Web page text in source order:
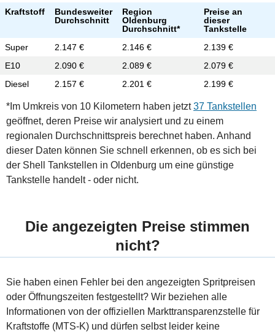
Kraftstoff
Bundesweiter
Durchschnitt
Region
Oldenburg
Durchschnitt*
Preise an
dieser
Tankstelle
Super
2.147 € 2.146 €
2.139 €
E10
2.090 € 2.089 €
2.079 €
Diesel
2.157 € 2.201 € 2.199 €
*Im Umkreis von 10 Kilometern haben jetzt37 Tankstellen
geöffnet, deren Preise wir analysiert und zu einem
regionalen Durchschnittspreis berechnet haben. Anhand
dieser Daten können Sie schnell erkennen, ob es sich bei
der Shell Tankstellen in Oldenburg um eine günstige
Tankstelle handelt - oder nicht.
Die angezeigten Preise stimmen
nicht?
Sie haben einen Fehler bei den angezeigten Spritpreisen
oder Öffnungszeiten festgestellt? Wir beziehen alle
Informationen von der offiziellen Markttransparenzstelle für
Kraftstoffe (MTS-K) und dürfen selbst leider keine